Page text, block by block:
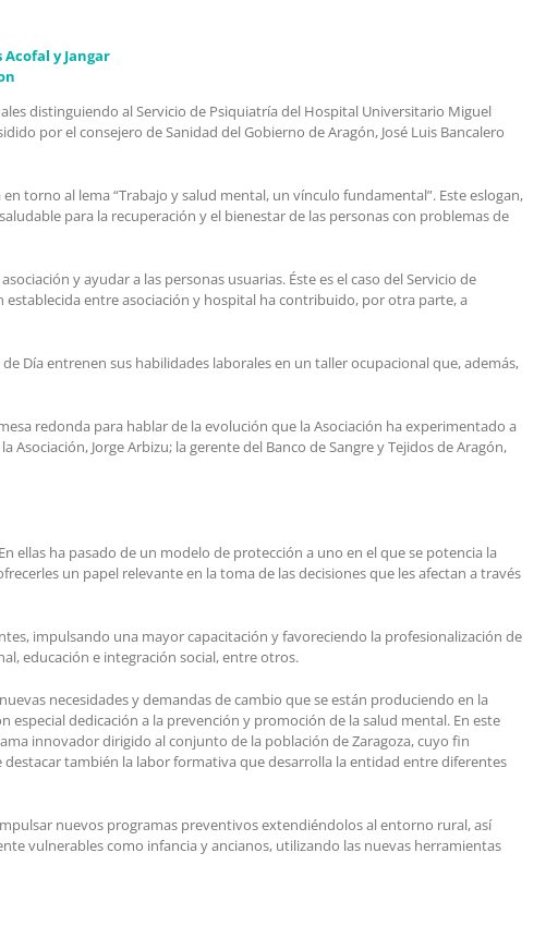
y Jangar
distinguiendo al Servicio de Psiquiatría del Hospital Universitario Miguel
por el consejero de Sanidad del Gobierno de Aragón, José Luis Bancalero
torno al lema “Trabajo y salud mental, un vínculo fundamental”. Este eslogan,
para la recuperación y el bienestar de las personas con problemas de
y ayudar a las personas usuarias. Éste es el caso del Servicio de
entre asociación y hospital ha contribuido, por otra parte, a
Día entrenen sus habilidades laborales en un taller ocupacional que, además,
redonda para hablar de la evolución que la Asociación ha experimentado a
Jorge Arbizu; la gerente del Banco de Sangre y Tejidos de Aragón,
ellas ha pasado de un modelo de protección a uno en el que se potencia la
un papel relevante en la toma de las decisiones que les afectan a través
impulsando una mayor capacitación y favoreciendo la profesionalización de
educación e integración social, entre otros.
necesidades y demandas de cambio que se están produciendo en la
dedicación a la prevención y promoción de la salud mental. En este
innovador dirigido al conjunto de la población de Zaragoza, cuyo fin
también la labor formativa que desarrolla la entidad entre diferentes
nuevos programas preventivos extendiéndolos al entorno rural, así
vulnerables como infancia y ancianos, utilizando las nuevas herramientas